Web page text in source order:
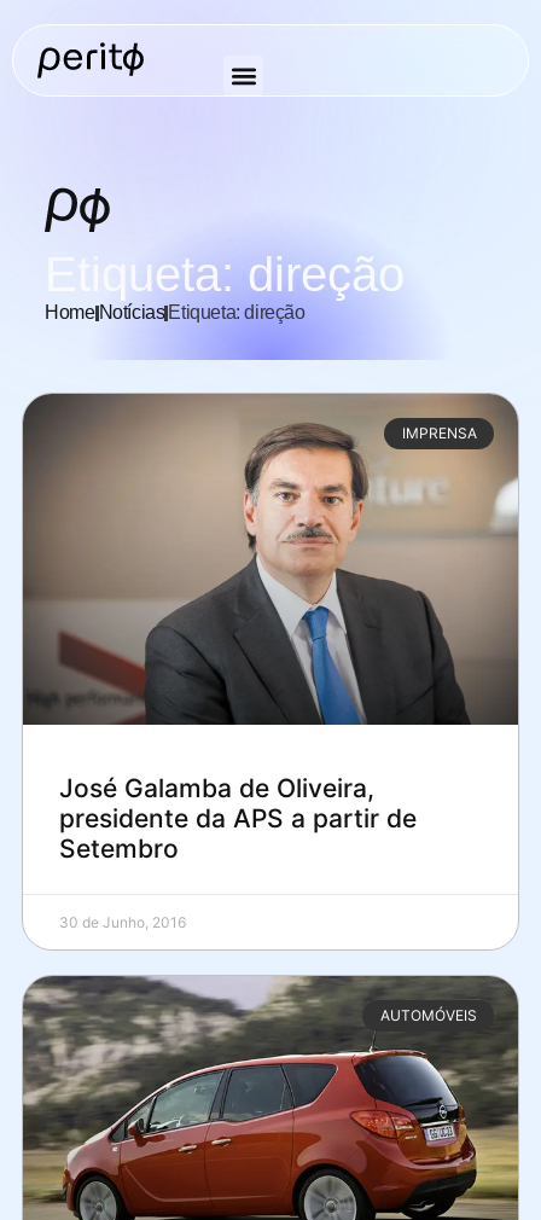
Etiqueta: direção
HomeNotícias Etiqueta: direção
IMPRENSA
José Galamba de Oliveira,
presidente da APS a partir de
Setembro
30 de Junho, 2016
AUTOMÓVEIS